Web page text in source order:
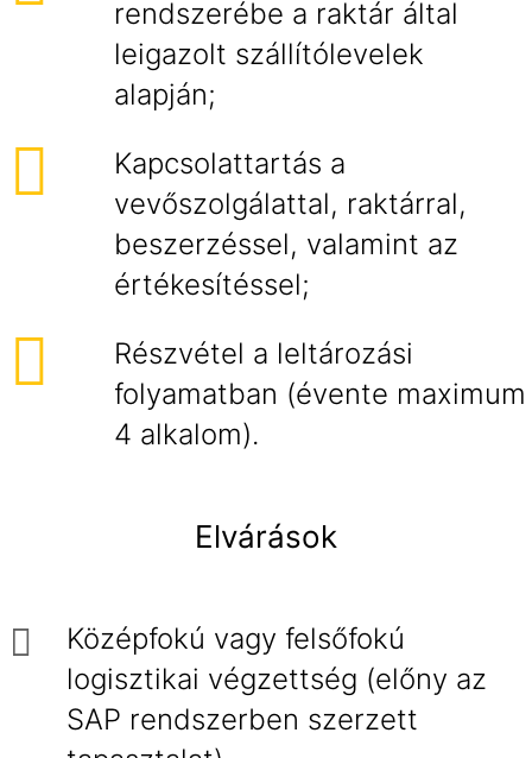
rendszerébe a raktár által
leigazolt szállítólevelek
alapján;
Kapcsolattartás a
vevőszolgálattal, raktárral,
beszerzéssel, valamint az
értékesítéssel;
Részvétel a leltározási
folyamatban (évente maximum
4 alkalom).
Elvárások
Középfokú vagy felsőfokú
logisztikai végzettség (előny az
SAP rendszerben szerzett